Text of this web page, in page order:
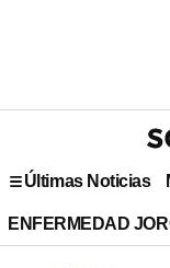
Últimas Noticias
ENFERMEDAD